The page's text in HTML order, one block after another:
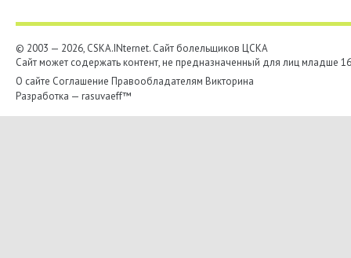
© 2003 — 2026, CSKA.INternet. Cайт болельщиков ЦСКА
Сайт может содержать контент, не предназначенный для лиц младше
О сайте Соглашение Правообладателям Викторина
Разработка — rasuvaeff™